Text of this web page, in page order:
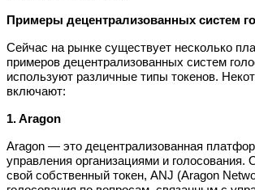
Примеры децентрализованных систем
Сейчас на рынке существует несколько
примеров децентрализованных систем
используют различные типы токенов.
включают:
1. Aragon
Aragon — это децентрализованная
управления организациями и голосования.
свой собственный токен, ANJ (Aragon